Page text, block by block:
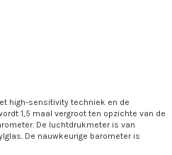
high-sensitivity techniek en de
1,5 maal vergroot ten opzichte van de
De luchtdrukmeter is van
De nauwkeurige barometer is